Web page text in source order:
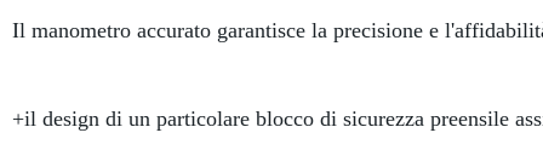
Il manometro accurato garantisce la precisione e
+il design di un particolare blocco di sicurezza preensile